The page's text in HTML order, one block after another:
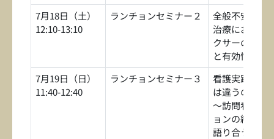
7月18日（土）
12:10-13:10
ランチョンセミナー２
全般不安症（
治療における
クサーの臨床
と有効性
7月19日（日）
11:40-12:40
ランチョンセミナー３
看護実践力と
は違うのか！
〜訪問看護ス
ョンの経営者
語り合うリア